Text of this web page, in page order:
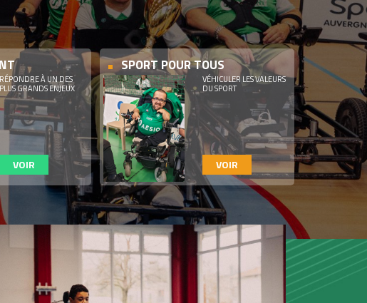
RÉPONDRE À UN DES
PLUS GRANDS ENJEUX
VOIR
SPORT POUR TOUS
VÉHICULER LES VALEURS
DU SPORT
VOIR
SOLIDAIRE